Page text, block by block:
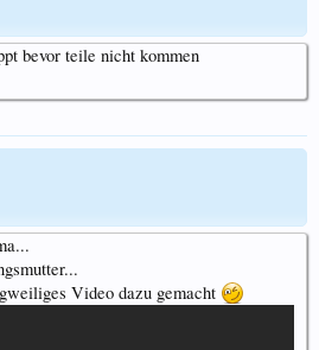
bevor teile nicht kommen
Video dazu gemacht